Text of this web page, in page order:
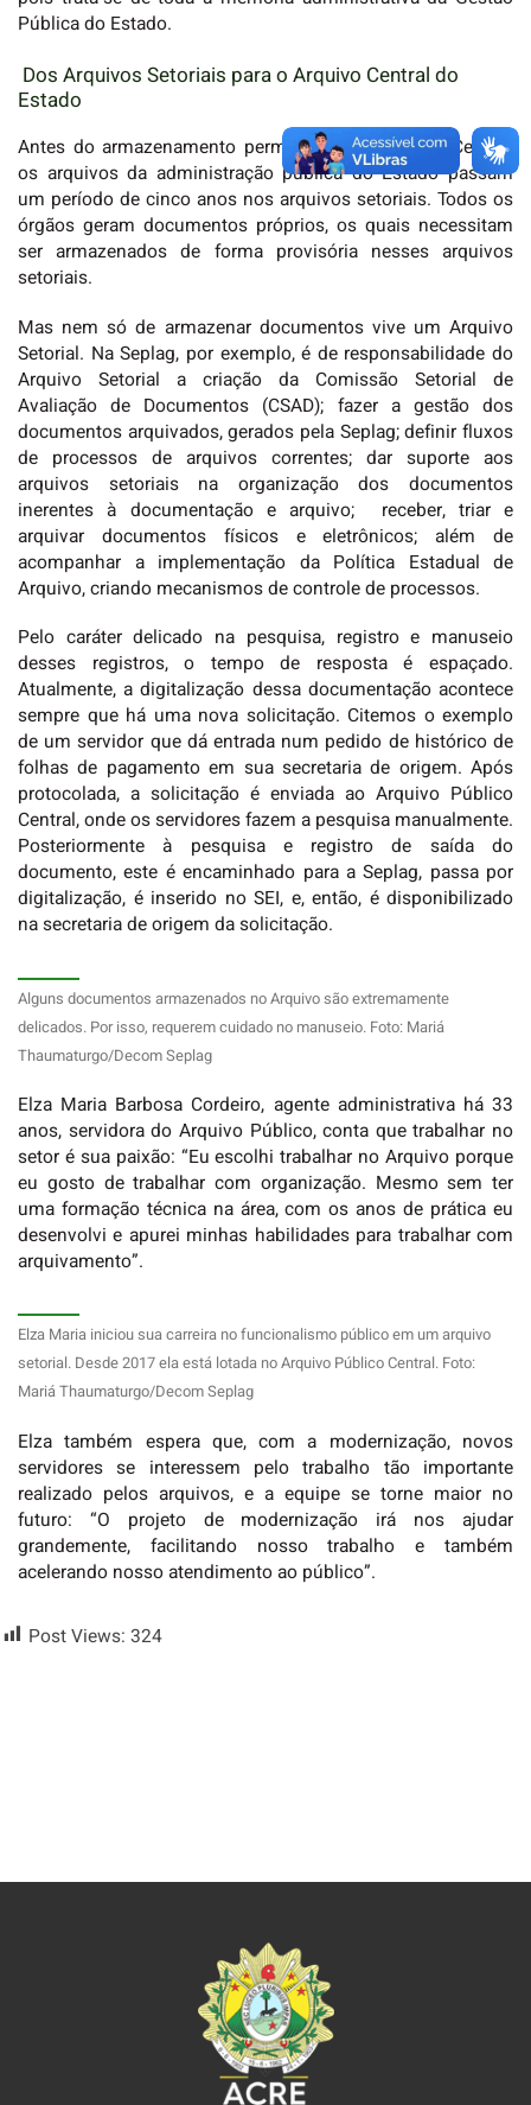
Pública do Estado.
Dos Arquivos Setoriais para o Arquivo Central do
Estado
Antes do armazenamento permanente no Arquivo Central,
os arquivos da administração pública do Estado passam
um período de cinco anos nos arquivos setoriais. Todos os
órgãos geram documentos próprios, os quais necessitam
ser armazenados de forma provisória nesses arquivos
setoriais.
Mas nem só de armazenar documentos vive um Arquivo
Setorial. Na Seplag, por exemplo, é de responsabilidade do
Arquivo Setorial a criação da Comissão Setorial de
Avaliação de Documentos (CSAD); fazer a gestão dos
documentos arquivados, gerados pela Seplag; definir fluxos
de processos de arquivos correntes; dar suporte aos
arquivos setoriais na organização dos documentos
inerentes à documentação e arquivo; receber, triar e
arquivar documentos físicos e eletrônicos; além de
acompanhar a implementação da Política Estadual de
Arquivo, criando mecanismos de controle de processos.
Pelo caráter delicado na pesquisa, registro e manuseio
desses registros, o tempo de resposta é espaçado.
Atualmente, a digitalização dessa documentação acontece
sempre que há uma nova solicitação. Citemos o exemplo
de um servidor que dá entrada num pedido de histórico de
folhas de pagamento em sua secretaria de origem. Após
protocolada, a solicitação é enviada ao Arquivo Público
Central, onde os servidores fazem a pesquisa manualmente.
Posteriormente à pesquisa e registro de saída do
documento, este é encaminhado para a Seplag, passa por
digitalização, é inserido no SEI, e, então, é disponibilizado
na secretaria de origem da solicitação.
Alguns documentos armazenados no Arquivo são extremamente
delicados. Por isso, requerem cuidado no manuseio. Foto: Mariá
Thaumaturgo/Decom Seplag
Elza Maria Barbosa Cordeiro, agente administrativa há 33
anos, servidora do Arquivo Público, conta que trabalhar no
setor é sua paixão: “Eu escolhi trabalhar no Arquivo porque
eu gosto de trabalhar com organização. Mesmo sem ter
uma formação técnica na área, com os anos de prática eu
desenvolvi e apurei minhas habilidades para trabalhar com
arquivamento”.
Elza Maria iniciou sua carreira no funcionalismo público em um arquivo
setorial. Desde 2017 ela está lotada no Arquivo Público Central. Foto:
Mariá Thaumaturgo/Decom Seplag
Elza também espera que, com a modernização, novos
servidores se interessem pelo trabalho tão importante
realizado pelos arquivos, e a equipe se torne maior no
futuro: “O projeto de modernização irá nos ajudar
grandemente, facilitando nosso trabalho e também
acelerando nosso atendimento ao público”.
Post Views: 324